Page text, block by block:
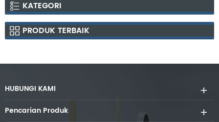
KATEGORI
PRODUK TERBAIK
HUBUNGI KAMI
Pencarian Produk